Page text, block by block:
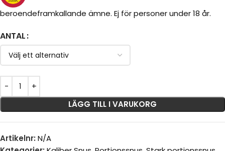
beroendeframkallande ämne. Ej för personer under 18 år.
ANTAL
LÄGG TILL I VARUKORG
Artikelnr: N/A